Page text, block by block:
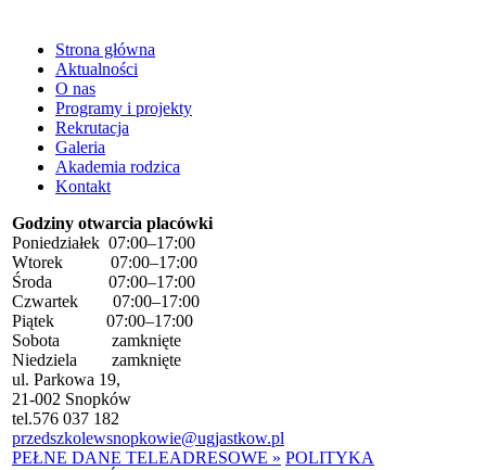
Strona główna
Aktualności
O nas
Programy i projekty
Rekrutacja
Galeria
Akademia rodzica
Kontakt
Godziny otwarcia placówki
Poniedziałek 07:00–17:00
Wtorek 07:00–17:00
Środa 07:00–17:00
Czwartek 07:00–17:00
Piątek 07:00–17:00
Sobota zamknięte
Niedziela zamknięte
ul. Parkowa 19,
21-002 Snopków
tel.576 037 182
przedszkolewsnopkowie@ugjastkow.pl
PEŁNE DANE TELEADRESOWE » POLITYKA